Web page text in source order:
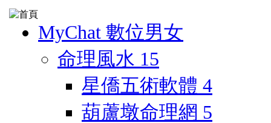
MyChat 數位男女
命理風水 15
星僑五術軟體 4
葫蘆墩命理網 5